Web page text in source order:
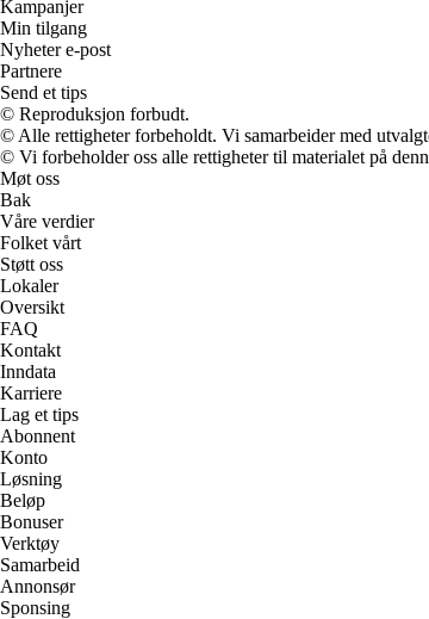
Kampanjer
Min tilgang
Nyheter e-post
Partnere
Send et tips
© Reproduksjon forbudt.
© Alle rettigheter forbeholdt. Vi samarbeider med
© Vi forbeholder oss alle rettigheter til materialet på
Møt oss
Bak
Våre verdier
Folket vårt
Støtt oss
Lokaler
Oversikt
FAQ
Kontakt
Inndata
Karriere
Lag et tips
Abonnent
Konto
Løsning
Beløp
Bonuser
Verktøy
Samarbeid
Annonsør
Sponsing